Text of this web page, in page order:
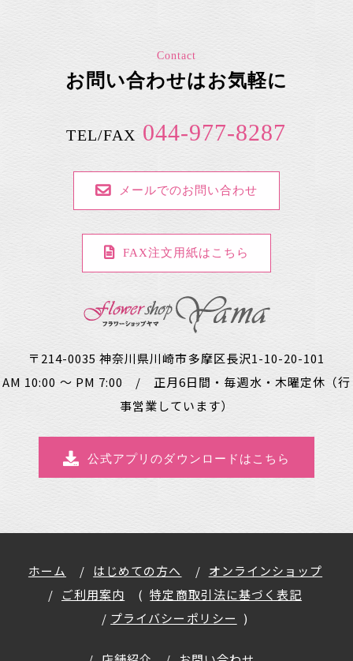
Contact
お問い合わせはお気軽に
TEL/FAX 044-977-8287
メールでのお問い合わせ
FAX注文用紙はこちら
〒214-0035 神奈川県川崎市多摩区長沢1-10-20-101
AM 10:00 ～ PM 7:00 / 正月6日間・毎週水・木曜定休（行
事営業しています）
公式アプリのダウンロードはこちら
ホーム はじめての方へ
オンラインショップ
ご利用案内
特定商取引法に基づく表記
プライバシーポリシー